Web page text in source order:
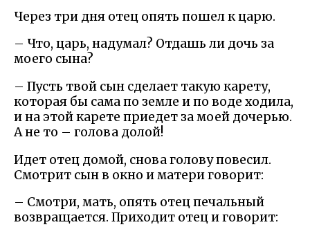
Через три дня отец опять пошел к царю.
– Что, царь, надумал? Отдашь ли дочь за
моего сына?
– Пусть твой сын сделает такую карету,
которая бы сама по земле и по воде ходила,
и на этой карете приедет за моей дочерью.
А не то – голова долой!
Идет отец домой, снова голову повесил.
Смотрит сын в окно и матери говорит:
– Смотри, мать, опять отец печальный
возвращается. Приходит отец и говорит: